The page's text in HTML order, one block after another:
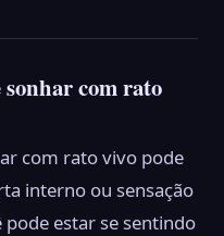
com rato
com rato vivo pode
interno ou sensação
pode estar se sentindo